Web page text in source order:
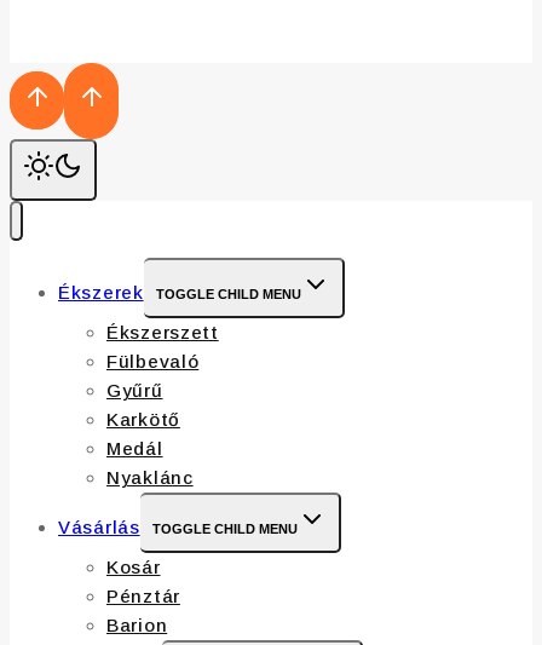
Ékszerek TOGGLE CHILD MENU
Ékszerszett
Fülbevaló
Gyűrű
Karkötő
Medál
Nyaklánc
Vásárlás TOGGLE CHILD MENU
Kosár
Pénztár
Barion